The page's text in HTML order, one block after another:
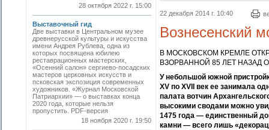
28 октября 2022 г. 15:00
Выставочный гид
Две выставки в Центральном музее
древнерусской культуры и искусства
имени Андрея Рублева, одна из
которых посвящена юбилею
реставрационных мастерских,
«Осенний салон» сергиево-посадских
мастеров церковных искусств и
псковская экспозиция современных
художников. «Журнал Московской
Патриархии» — о выставках конца
2020 года, которые нельзя
пропустить. PDF-версия
18 ноября 2020 г. 19:50
22 декабря 2014 г. 10:40
Вознесенский
В МОСКОВСКОМ КРЕМЛЕ
ВЗОРВАННОЙ 85 ЛЕТ НАЗАД
У небольшой южной
XV по XVII век ее занимала
палата вотчин
высокими сводами можно
1475 года — единственный
камни — всего лишь